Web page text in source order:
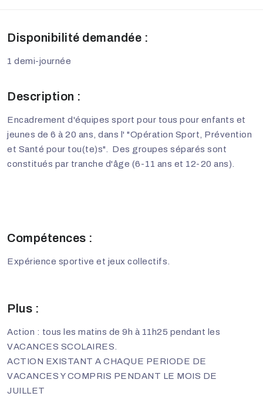
Disponibilité demandée :
1 demi-journée
Description :
Encadrement d'équipes sport pour tous pour enfants et
jeunes de 6 à 20 ans, dans l' "Opération Sport, Prévention
et Santé pour tou(te)s". Des groupes séparés sont
constitués par tranche d'âge (6-11 ans et 12-20 ans).
Compétences :
Expérience sportive et jeux collectifs.
Plus :
Action : tous les matins de 9h à 11h25 pendant les
VACANCES SCOLAIRES.
ACTION EXISTANT A CHAQUE PERIODE DE
VACANCES Y COMPRIS PENDANT LE MOIS DE
JUILLET